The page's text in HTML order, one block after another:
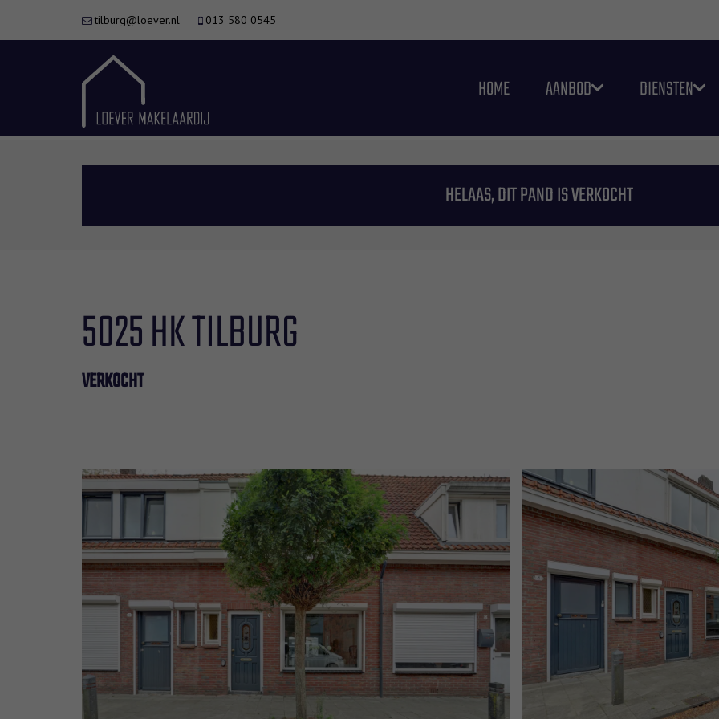
tilburg@loever.nl 013 580 0545
HOME AANBOD DIENSTEN
HELAAS, DIT PAND IS VERKOCHT
5025 HK TILBURG
VERKOCHT